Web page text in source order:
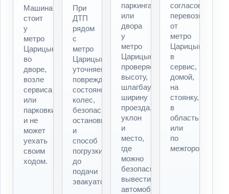
Машина
стоит
у
метро
Царицыно,
во
дворе,
возле
сервиса
или
парковки
и не
может
уехать
своим
ходом.
При
ДТП
рядом
с
метро
Царицыно
уточняем
повреждения,
состояние
колес,
безопасность
остановки
и
способ
погрузки
до
подачи
эвакуатора.
паркинга
или
двора
у
метро
Царицыно
проверяем
высоту,
шлагбаум,
ширину
проезда,
уклон
и
место,
где
можно
безопасно
вывести
автомобиль.
согласовать
перевозку
от
метро
Царицыно
в
сервис,
домой,
на
стоянку,
в
область
или
по
межгороду.